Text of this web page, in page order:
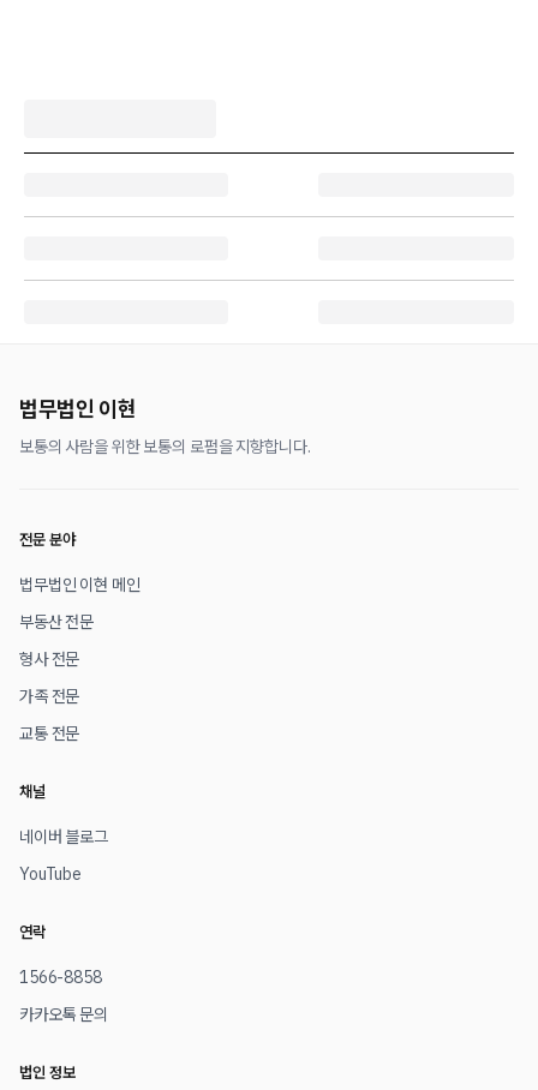
법무법인 이현
보통의 사람을 위한 보통의 로펌을 지향합니다.
전문 분야
법무법인 이현 메인
부동산 전문
형사 전문
가족 전문
교통 전문
채널
네이버 블로그
YouTube
연락
1566-8858
카카오톡 문의
법인 정보